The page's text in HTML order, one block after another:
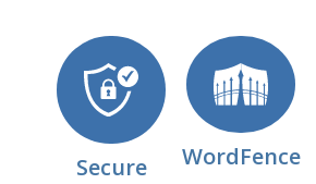
Secure WordFence